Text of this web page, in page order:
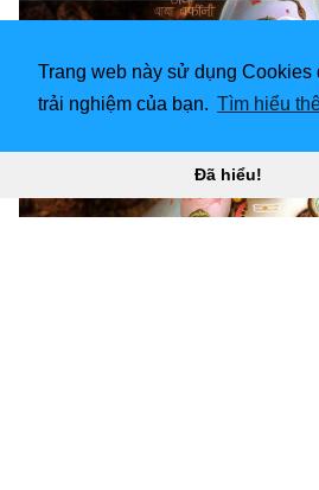
Trang web này sử dụng Cookies
trải nghiệm của bạn. Tìm hiểu
Đã hiểu!